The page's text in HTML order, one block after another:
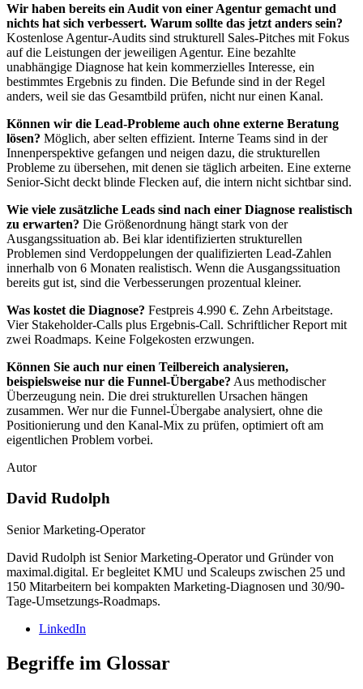
Wir haben bereits ein Audit von einer Agentur gemacht und
nichts hat sich verbessert. Warum sollte das jetzt anders sein?
Kostenlose Agentur-Audits sind strukturell Sales-Pitches mit Fokus
auf die Leistungen der jeweiligen Agentur. Eine bezahlte
unabhängige Diagnose hat kein kommerzielles Interesse, ein
bestimmtes Ergebnis zu finden. Die Befunde sind in der Regel
anders, weil sie das Gesamtbild prüfen, nicht nur einen Kanal.
Können wir die Lead-Probleme auch ohne externe Beratung
lösen? Möglich, aber selten effizient. Interne Teams sind in der
Innenperspektive gefangen und neigen dazu, die strukturellen
Probleme zu übersehen, mit denen sie täglich arbeiten. Eine externe
Senior-Sicht deckt blinde Flecken auf, die intern nicht sichtbar sind.
Wie viele zusätzliche Leads sind nach einer Diagnose realistisch
zu erwarten? Die Größenordnung hängt stark von der
Ausgangssituation ab. Bei klar identifizierten strukturellen
Problemen sind Verdoppelungen der qualifizierten Lead-Zahlen
innerhalb von 6 Monaten realistisch. Wenn die Ausgangssituation
bereits gut ist, sind die Verbesserungen prozentual kleiner.
Was kostet die Diagnose? Festpreis 4.990 €. Zehn Arbeitstage.
Vier Stakeholder-Calls plus Ergebnis-Call. Schriftlicher Report mit
zwei Roadmaps. Keine Folgekosten erzwungen.
Können Sie auch nur einen Teilbereich analysieren,
beispielsweise nur die Funnel-Übergabe? Aus methodischer
Überzeugung nein. Die drei strukturellen Ursachen hängen
zusammen. Wer nur die Funnel-Übergabe analysiert, ohne die
Positionierung und den Kanal-Mix zu prüfen, optimiert oft am
eigentlichen Problem vorbei.
Autor
David Rudolph
Senior Marketing-Operator
David Rudolph ist Senior Marketing-Operator und Gründer von
maximal.digital. Er begleitet KMU und Scaleups zwischen 25 und
150 Mitarbeitern bei kompakten Marketing-Diagnosen und 30/90-
Tage-Umsetzungs-Roadmaps.
LinkedIn
Begriffe im Glossar